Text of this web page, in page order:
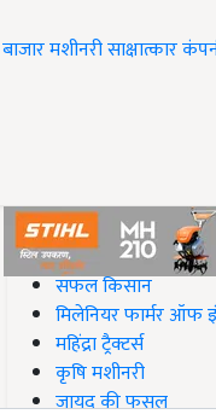
बाजारमशीनरीसाक्षात्कार
#Top on Krishi Jagran
सफल किसान
मिलेनियर फार्मर ऑफ
महिंद्रा ट्रैक्टर्स
कृषि मशीनरी
जायद की फसल